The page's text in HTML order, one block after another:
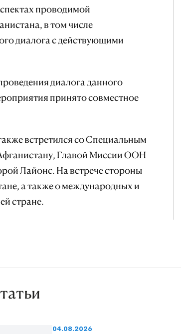
проводимой
в том числе
диалога с действующими
диалога данного
принято совместное
встретился со Специальным
Главой Миссии ООН
Лайонс. На встрече стороны
а также о международных и
стране.
04.08.2026